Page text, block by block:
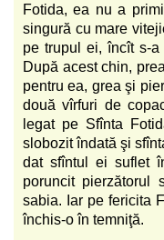
Fotida, ea nu a
singură cu mare
pe trupul ei, încît s-
După acest chin,
pentru ea, grea şi
două vîrfuri de
legat pe Sfînta
slobozit îndată şi
dat sfîntul ei suflet
poruncit
sabia. Iar pe fericita
închis-o în temniţă.